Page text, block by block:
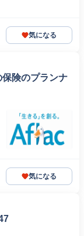
気になる
険のプランナ
気になる